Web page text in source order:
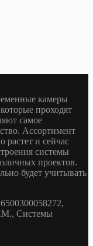
камеры
проходят
самое
Ассортимент
растет и сейчас
системы
проектов.
будет учитывать
Системы